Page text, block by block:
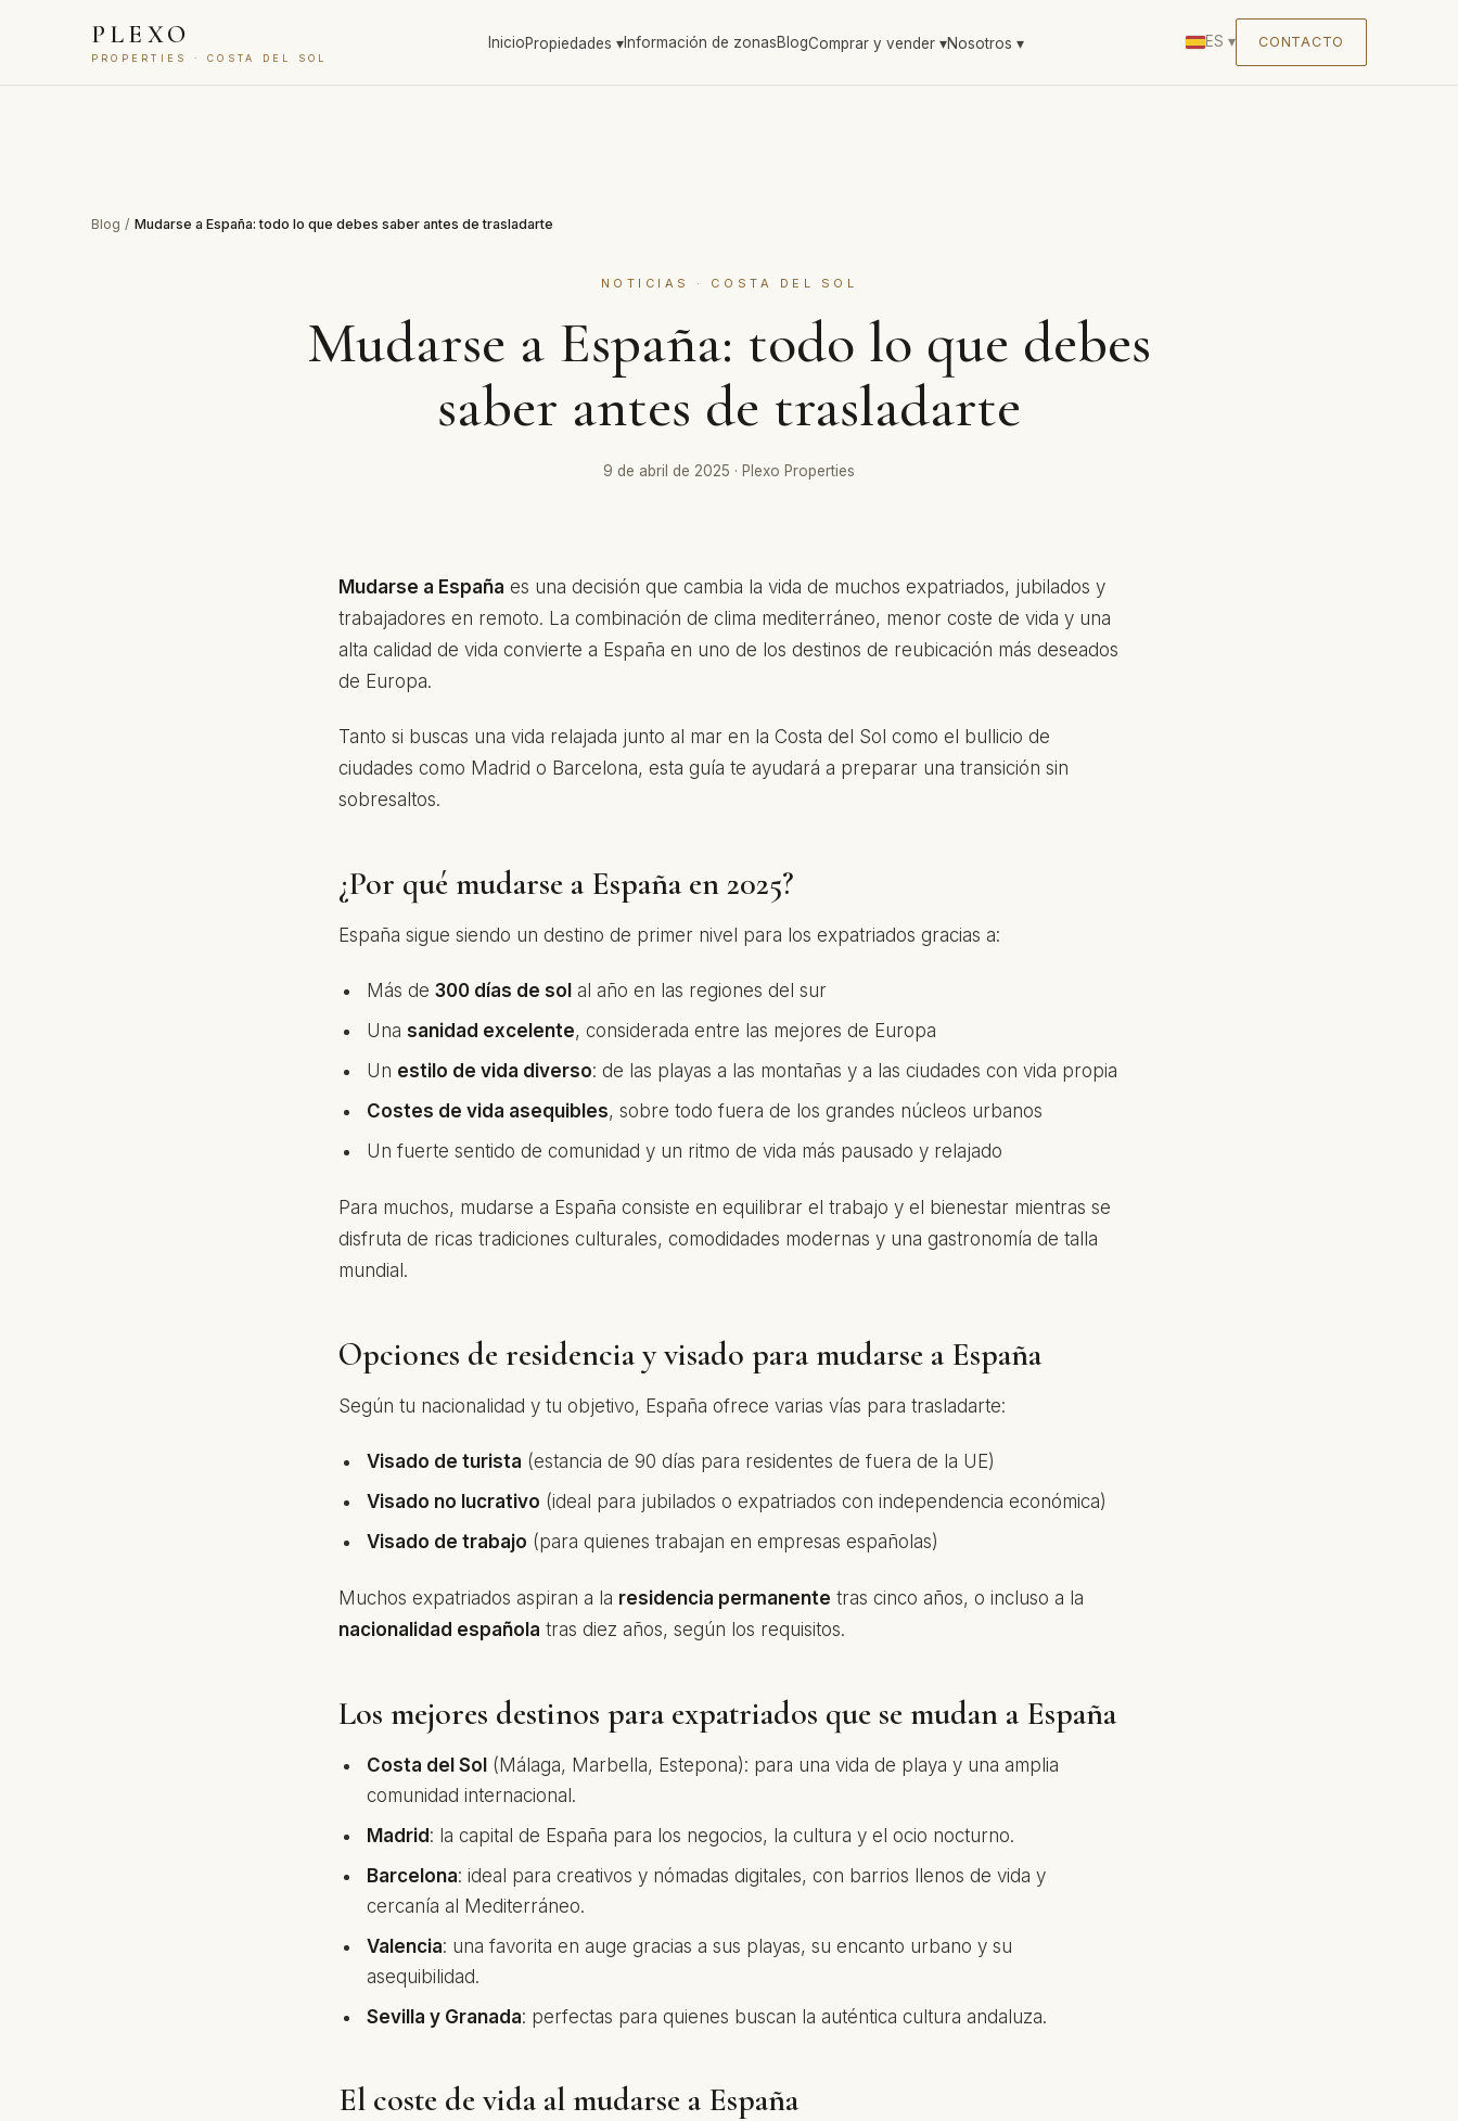
PLEXO
PROPERTIES · COSTA DEL SOL
InicioPropiedades ▾Información de zonasBlogComprar y vender ▾Nosotros ▾ ES ▾ CONTACTO
Blog / Mudarse a España: todo lo que debes saber antes de trasladarte
NOTICIAS · COSTA DEL SOL
Mudarse a España: todo lo que debes
saber antes de trasladarte
9 de abril de 2025 · Plexo Properties
Mudarse a España es una decisión que cambia la vida de muchos expatriados, jubilados y
trabajadores en remoto. La combinación de clima mediterráneo, menor coste de vida y una
alta calidad de vida convierte a España en uno de los destinos de reubicación más deseados
de Europa.
Tanto si buscas una vida relajada junto al mar en la Costa del Sol como el bullicio de
ciudades como Madrid o Barcelona, esta guía te ayudará a preparar una transición sin
sobresaltos.
¿Por qué mudarse a España en 2025?
España sigue siendo un destino de primer nivel para los expatriados gracias a:
Más de 300 días de sol al año en las regiones del sur
Una sanidad excelente, considerada entre las mejores de Europa
Un estilo de vida diverso: de las playas a las montañas y a las ciudades con vida propia
Costes de vida asequibles, sobre todo fuera de los grandes núcleos urbanos
Un fuerte sentido de comunidad y un ritmo de vida más pausado y relajado
Para muchos, mudarse a España consiste en equilibrar el trabajo y el bienestar mientras se
disfruta de ricas tradiciones culturales, comodidades modernas y una gastronomía de talla
mundial.
Opciones de residencia y visado para mudarse a España
Según tu nacionalidad y tu objetivo, España ofrece varias vías para trasladarte:
Visado de turista (estancia de 90 días para residentes de fuera de la UE)
Visado no lucrativo (ideal para jubilados o expatriados con independencia económica)
Visado de trabajo (para quienes trabajan en empresas españolas)
Muchos expatriados aspiran a la residencia permanente tras cinco años, o incluso a la
nacionalidad española tras diez años, según los requisitos.
Los mejores destinos para expatriados que se mudan a España
Costa del Sol (Málaga, Marbella, Estepona): para una vida de playa y una amplia
comunidad internacional.
Madrid : la capital de España para los negocios, la cultura y el ocio nocturno.
Barcelona: ideal para creativos y nómadas digitales, con barrios llenos de vida y
cercanía al Mediterráneo.
Valencia: una favorita en auge gracias a sus playas, su encanto urbano y su
asequibilidad.
Sevilla y Granada: perfectas para quienes buscan la auténtica cultura andaluza.
El coste de vida al mudarse a España